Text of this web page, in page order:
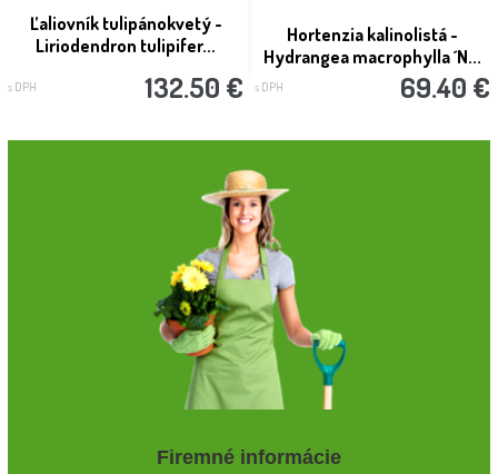
Ľaliovník tulipánokvetý -
Liriodendron tulipifer...
s DPH 132.50 €
Hortenzia kalinolistá -
Hydrangea macrophylla ´N...
s DPH 69.40 €
Firemné informácie